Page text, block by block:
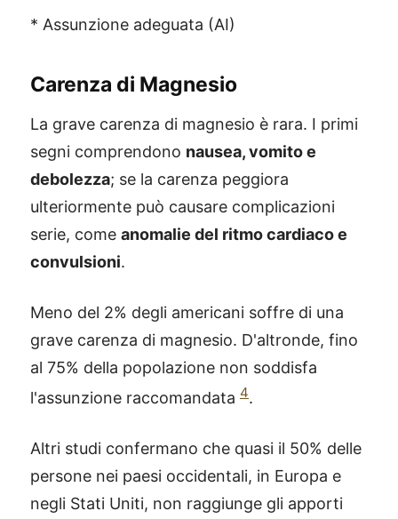
* Assunzione adeguata (AI)
Carenza di Magnesio
La grave carenza di magnesio è rara. I primi
segni comprendono nausea, vomito e
debolezza; se la carenza peggiora
ulteriormente può causare complicazioni
serie, come anomalie del ritmo cardiaco e
convulsioni.
Meno del 2% degli americani soffre di una
grave carenza di magnesio. D'altronde, fino
al 75% della popolazione non soddisfa
l'assunzione raccomandata 4.
Altri studi confermano che quasi il 50% delle
persone nei paesi occidentali, in Europa e
negli Stati Uniti, non raggiunge gli apporti